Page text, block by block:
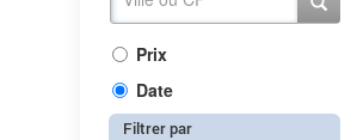
Prix
Date
Filtrer par